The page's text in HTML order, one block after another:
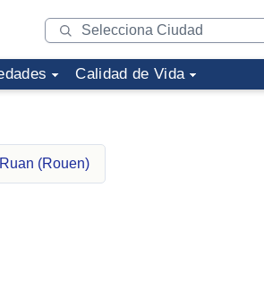
Calidad de Vida
(Rouen)